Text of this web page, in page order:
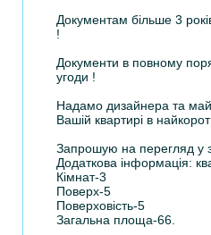
Документам більше 3
!
Документи в повному
угоди !
Надамо дизайнера та
Вашій квартирі в
Запрошую на перегляд у
Додаткова інформація:
Кімнат-3
Поверх-5
Поверховість-5
Загальна площа-66.